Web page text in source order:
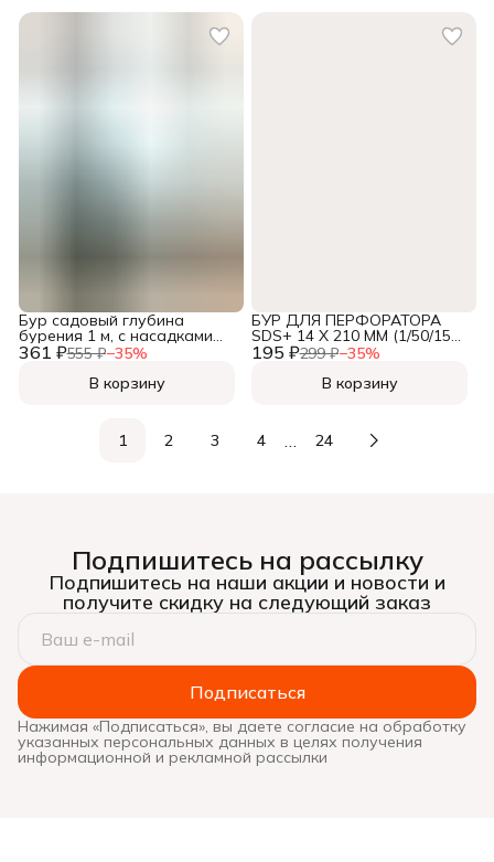
361 ₽555 ₽−35%
Бур садовый глубина
бурения 1 м, с насадками
150, 200 мм,
В корзину
195 ₽299 ₽−35%
БУР ДЛЯ ПЕРФОРАТОРА
SDS+ 14 Х 210 ММ (1/50/150)
"КЕДР" 027-0214210,
В корзину
1 2 3 4 24
Подпишитесь на рассылку
Подпишитесь на наши акции и новости и
получите скидку на следующий заказ
Подписаться
Нажимая «Подписаться», вы даете согласие на обработку
указанных персональных данных в целях получения
информационной и рекламной рассылки